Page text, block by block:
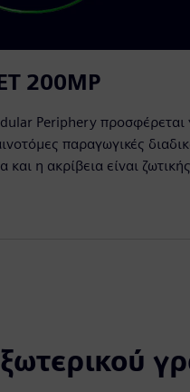
200MP
Periphery προσφέρεται
παραγωγικές
και η ακρίβεια είναι ζωτικής